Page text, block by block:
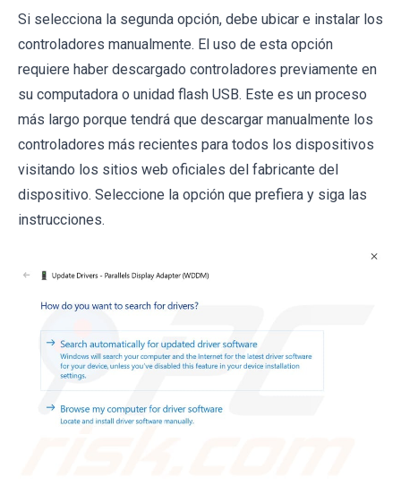
Si selecciona la segunda opción, debe ubicar e instalar los
controladores manualmente. El uso de esta opción
requiere haber descargado controladores previamente en
su computadora o unidad flash USB. Este es un proceso
más largo porque tendrá que descargar manualmente los
controladores más recientes para todos los dispositivos
visitando los sitios web oficiales del fabricante del
dispositivo. Seleccione la opción que prefiera y siga las
instrucciones.